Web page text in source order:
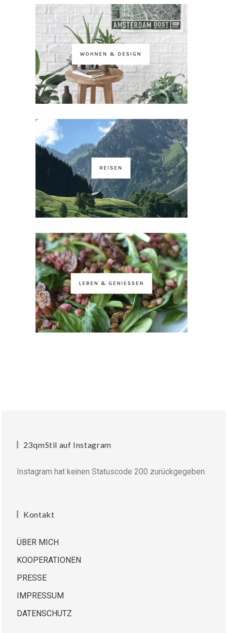
23qmStil auf Instagram
Instagram hat keinen Statuscode 200 zurückgegeben.
Kontakt
ÜBER MICH
KOOPERATIONEN
PRESSE
IMPRESSUM
DATENSCHUTZ